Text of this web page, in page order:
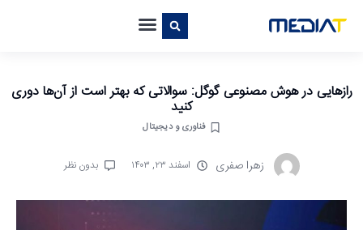
رازهایی در هوش مصنوعی گوگل: سوالاتی که بهتر است از آن‌ها دوری
کنید
فناوری و دیجیتال
زهرا صفری اسفند ۲۳, ۱۴۰۳ بدون نظر